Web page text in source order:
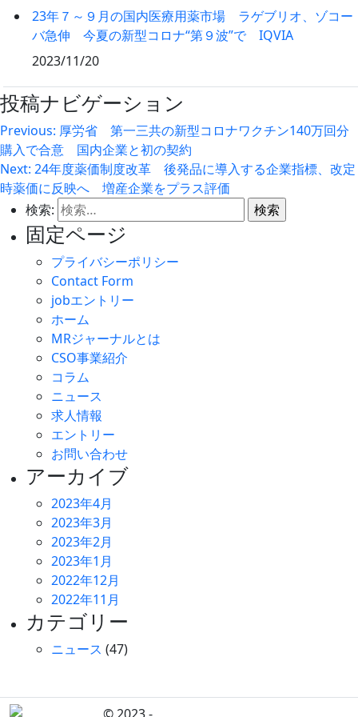
23年７～９月の国内医療用薬市場 ラゲブリオ、ゾコー
バ急伸 今夏の新型コロナ“第９波”で IQVIA
2023/11/20
投稿ナビゲーション
Previous: 厚労省 第一三共の新型コロナワクチン140万回分
購入で合意 国内企業と初の契約
Next: 24年度薬価制度改革 後発品に導入する企業指標、改定
時薬価に反映へ 増産企業をプラス評価
検索:
固定ページ
プライバシーポリシー
Contact Form
jobエントリー
ホーム
MRジャーナルとは
CSO事業紹介
コラム
ニュース
求人情報
エントリー
お問い合わせ
アーカイブ
2023年4月
2023年3月
2023年2月
2023年1月
2022年12月
2022年11月
カテゴリー
ニュース (47)